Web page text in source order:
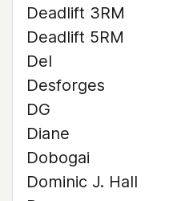
Deadlift 3RM
Deadlift 5RM
Del
Desforges
DG
Diane
Dobogai
Dominic J. Hall